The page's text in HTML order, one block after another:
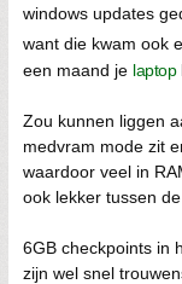
windows updates
want die kwam ook
een maand je laptop
Zou kunnen liggen
medvram mode zit
waardoor veel in
ook lekker tussen
6GB checkpoints in
zijn wel snel